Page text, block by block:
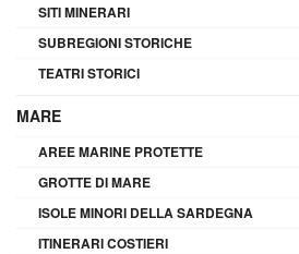
SITI MINERARI
SUBREGIONI STORICHE
TEATRI STORICI
MARE
AREE MARINE PROTETTE
GROTTE DI MARE
ISOLE MINORI DELLA SARDEGNA
ITINERARI COSTIERI